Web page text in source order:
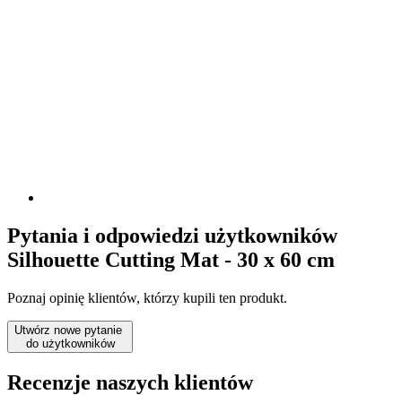
Pytania i odpowiedzi użytkowników
Silhouette Cutting Mat - 30 x 60 cm
Poznaj opinię klientów, którzy kupili ten produkt.
Utwórz nowe pytanie
do użytkowników
Recenzje naszych klientów